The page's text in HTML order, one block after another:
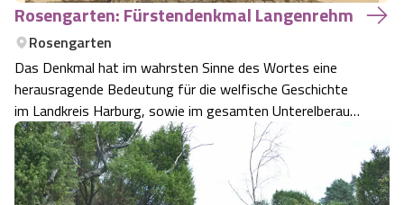
Videos
Shop
Angebote
Kontakt
Naturhotels
Urlaub mit Hund
Urlaub auf dem Bauernhof
Landschaftsführungen
Das verrückte Haus
Abenteuerland Trampolin-Park
Battle Kart Bispingen
Adventure District Bispingen
Rosengarten: Fürstendenkmal Langenrehm
Rosengarten
Das Denkmal hat im wahrsten Sinne des Wortes eine
herausragende Bedeutung für die welfische Geschichte
im Landkreis Harburg, sowie im gesamten Unterelberaum.
Es wurde von Heinrich Seckerdieck, einem Langensalza-
Kämpfer (deutscher Bruderkrieg 27.06.1866) auf
Initiative des Hannoverschen Clubs Harbur…